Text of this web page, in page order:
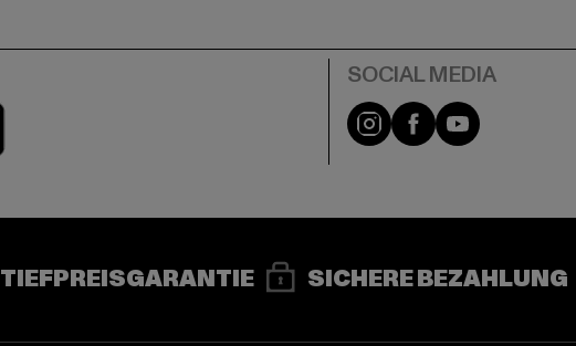
Instagram
FacebookYouTube
TIEFPREISGARANTIE SICHERE BEZAHLUNG